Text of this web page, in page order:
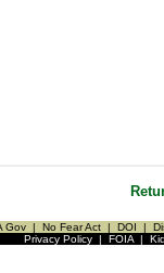
Gov | No Fear Act | DOI |
Privacy Policy| FOIA|